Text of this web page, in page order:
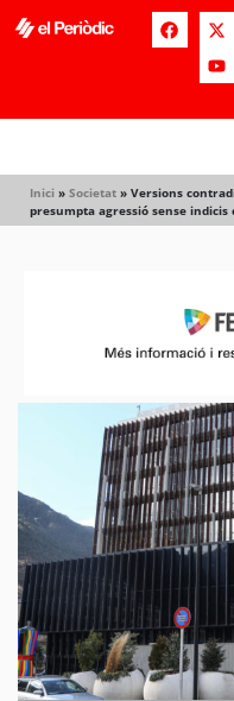
Inici » Societat » Versions
presumpta agressió sense indicis